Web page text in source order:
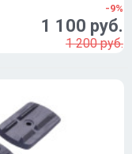
-9%
1 100 руб.
1 200 руб.